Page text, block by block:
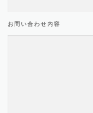
お問い合わせ内容